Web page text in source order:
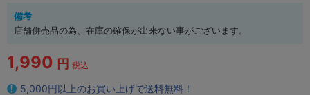
備考
店舗併売品の為、在庫の確保が出来ない事がございます。
1,990 円 税込
5,000円以上のお買い上げで送料無料！